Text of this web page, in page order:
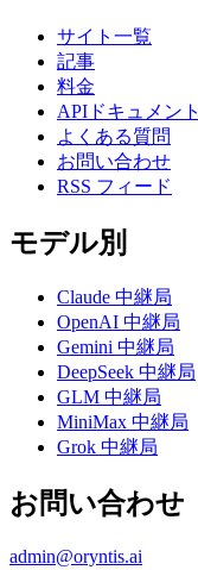
サイト一覧
記事
料金
APIドキュメント
よくある質問
お問い合わせ
RSS フィード
モデル別
Claude 中継局
OpenAI 中継局
Gemini 中継局
DeepSeek 中継局
GLM 中継局
MiniMax 中継局
Grok 中継局
お問い合わせ
admin@oryntis.ai